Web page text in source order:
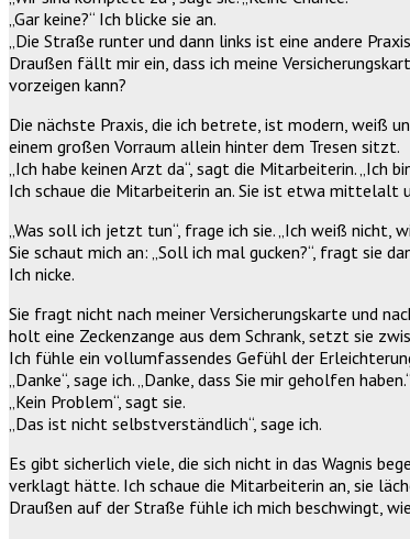
„Gar keine?“ Ich blicke sie an.
„Die Straße runter und dann links ist eine andere
Draußen fällt mir ein, dass ich meine
vorzeigen kann?
Die nächste Praxis, die ich betrete, ist modern, weiß
einem großen Vorraum allein hinter dem Tresen sitzt.
„Ich habe keinen Arzt da“, sagt die Mitarbeiterin. „Ich
Ich schaue die Mitarbeiterin an. Sie ist etwa mittelalt
„Was soll ich jetzt tun“, frage ich sie. „Ich weiß nicht,
Sie schaut mich an: „Soll ich mal gucken?“, fragt sie
Ich nicke.
Sie fragt nicht nach meiner Versicherungskarte und
holt eine Zeckenzange aus dem Schrank, setzt sie
Ich fühle ein vollumfassendes Gefühl der
„Danke“, sage ich. „Danke, dass Sie mir geholfen haben.“
„Kein Problem“, sagt sie.
„Das ist nicht selbstverständlich“, sage ich.
Es gibt sicherlich viele, die sich nicht in das Wagnis
verklagt hätte. Ich schaue die Mitarbeiterin an, sie
Draußen auf der Straße fühle ich mich beschwingt,